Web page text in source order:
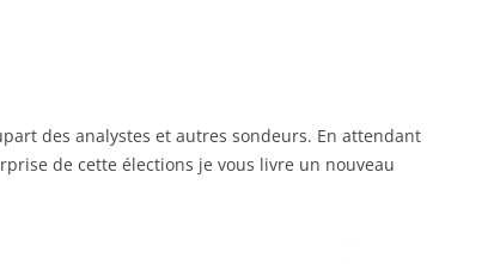
des analystes et autres sondeurs. En attendant
de cette élections je vous livre un nouveau